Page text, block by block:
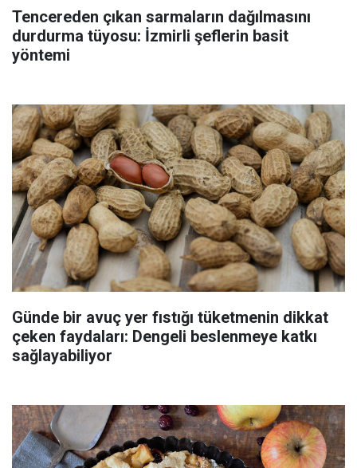
Tencereden çıkan sarmaların dağılmasını
durdurma tüyosu: İzmirli şeflerin basit
yöntemi
Günde bir avuç yer fıstığı tüketmenin dikkat
çeken faydaları: Dengeli beslenmeye katkı
sağlayabiliyor